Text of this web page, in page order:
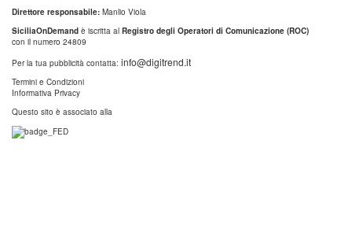
Direttore responsabile: Manlio Viola
SiciliaOnDemand è iscritta al Registro degli Operatori di Comunicazione (ROC)
con il numero 24809
Per la tua pubblicità contatta: info@digitrend.it
Termini e Condizioni
Informativa Privacy
Questo sito è associato alla